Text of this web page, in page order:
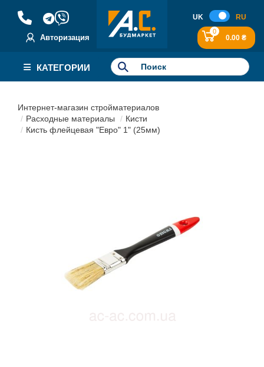
Авторизация
UK RU
0
0.00 ₴
КАТЕГОРИИ
Интернет-магазин стройматериалов
Расходные материалы
Кисти
Кисть флейцевая "Евро" 1" (25мм)